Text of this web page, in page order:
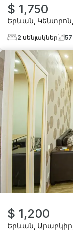
$ 1,750
Երևան Կենտրոն
2 սենյակներ 57
$ 1,200
Երևան Արաբկիր